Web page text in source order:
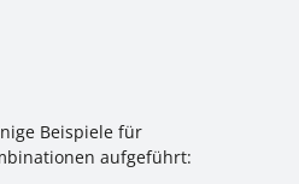
Beispiele für
aufgeführt: